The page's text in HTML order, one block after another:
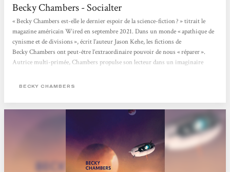
Becky Chambers - Socialter
« Becky Chambers est-elle le dernier espoir de la science-fiction ? » titrait le
magazine américain Wired en septembre 2021. Dans un monde « apathique de
cynisme et de divisions », écrit l’auteur Jason Kehe, les fictions de
Becky Chambers ont peut-être l’extraordinaire pouvoir de nous « réparer ».
Autrice multi-primée, Chambers propulse son lecteur dans un imaginaire
scientifiques (astrobiologiste et ingénieur satellite), elle bouscule le monde très
BECKY CHAMBERS